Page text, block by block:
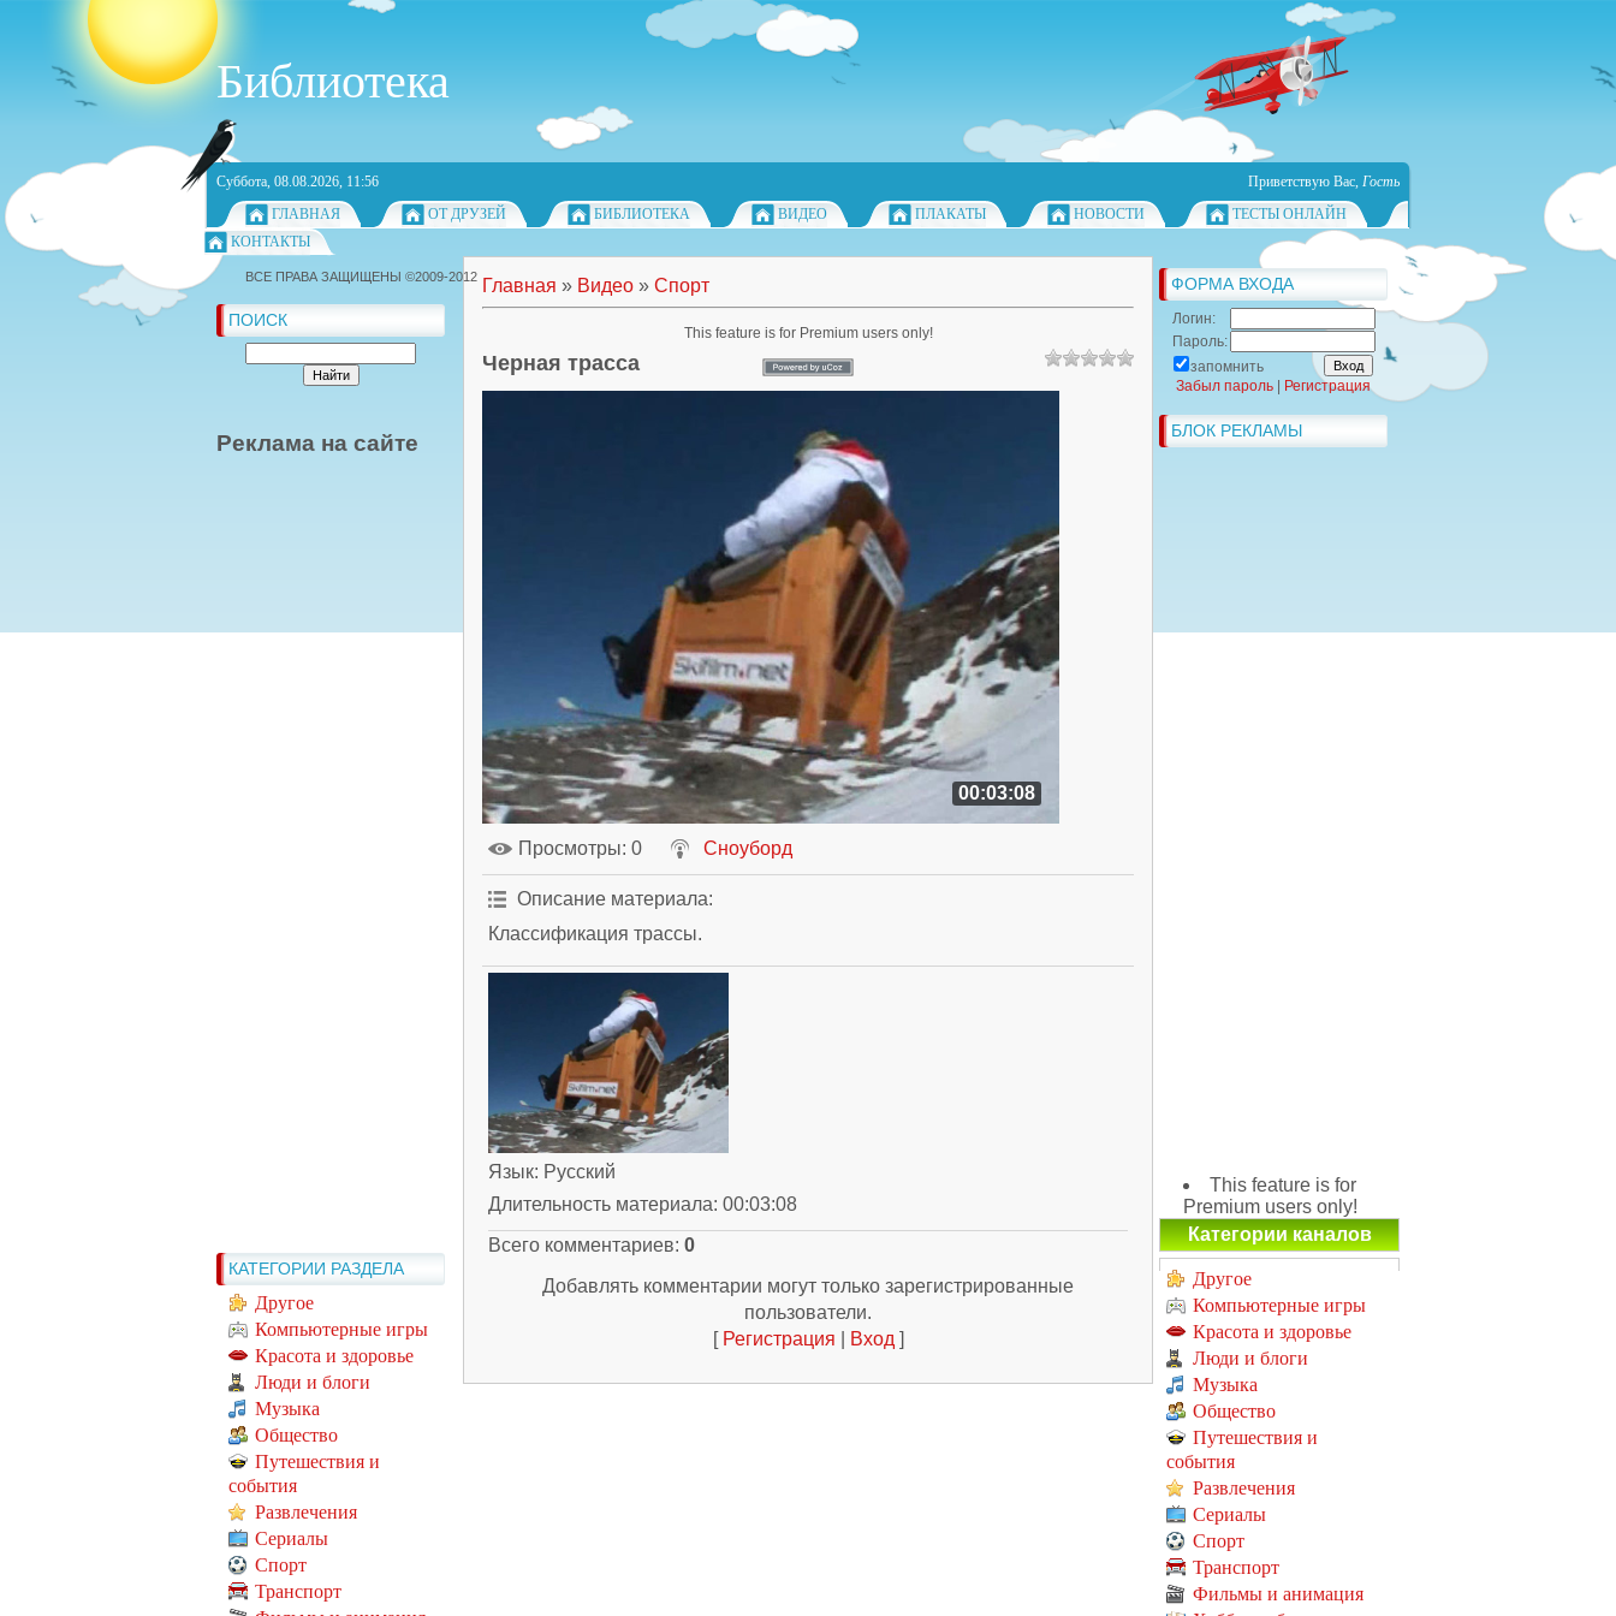
Библиотека
Суббота, 08.08.2026, 11:56 Приветствую Вас, Гость
ГЛАВНАЯ
ОТ ДРУЗЕЙ БИБЛИОТЕКА ВИДЕО ПЛАКАТЫ НОВОСТИ
ТЕСТЫ ОНЛАЙН
КОНТАКТЫ
ПОИСК
Реклама на сайте
КАТЕГОРИИ РАЗДЕЛА
Другое
Компьютерные игры
Красота и здоровье
Люди и блоги
Музыка
Общество
Путешествия и
события
Развлечения
Сериалы
Спорт
Транспорт
Главная » Видео » Спорт
Черная трасса
00:03:08
Просмотры: 0 Сноуборд
Описание материала:
Классификация трассы.
Язык: Русский
Длительность материала: 00:03:08
Всего комментариев: 0
Добавлять комментарии могут только зарегистрированные
пользователи.
[ Регистрация Вход ]
ФОРМА ВХОДА
Логин:
Пароль:
запомнить
Забыл пароль
Регистрация
БЛОК РЕКЛАМЫ
This feature is for
Premium users only!
Категории каналов
Другое
Компьютерные игры
Красота и здоровье
Люди и блоги
Музыка
Общество
Путешествия и
события
Развлечения
Сериалы
Спорт
Транспорт
Фильмы и анимация
ВСЕ ПРАВА ЗАЩИЩЕНЫ ©2009-2012
This feature is for Premium users only!